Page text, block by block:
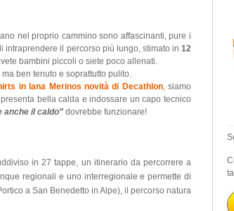
nel proprio cammino sono affascinanti, pure i
il percorso più lungo, stimato in 12
bambini piccoli o siete poco allenati.
ben tenuto e soprattutto pulito.
in lana Merinos novità di Decathlon,siamo
bella calda e indossare un capo tecnico
anche il caldo” dovrebbe funzionare!
in 27 tappe, un itinerario da percorrere a
regionali e uno interregionale e permette di
a San Benedetto in Alpe), il percorso natura